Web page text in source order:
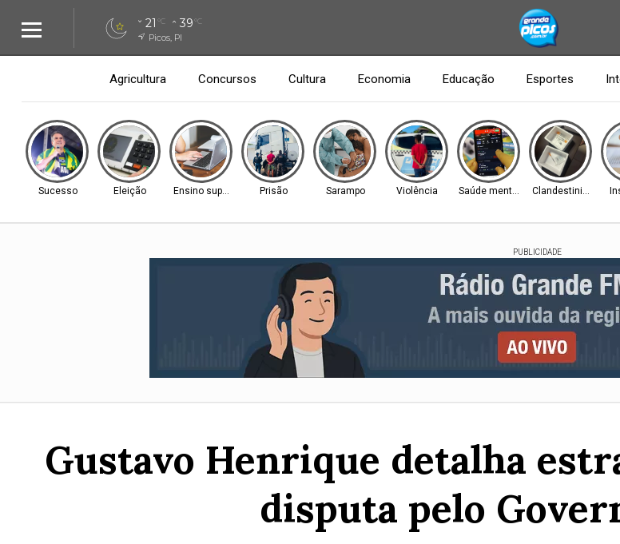
21 °C 39°C
Picos, PI
Agricultura Concursos Cultura Economia Educação Esportes
Sucesso Eleição Ensino superior Prisão Sarampo Violência Saúde mental Clandestinidade
PUBLICIDADE
Gustavo Henrique detalha
disputa pelo